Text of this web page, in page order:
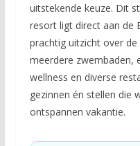
uitstekende keuze. Dit
resort ligt direct aan de
prachtig uitzicht over
meerdere zwembaden,
wellness en diverse
gezinnen én stellen die
ontspannen vakantie.